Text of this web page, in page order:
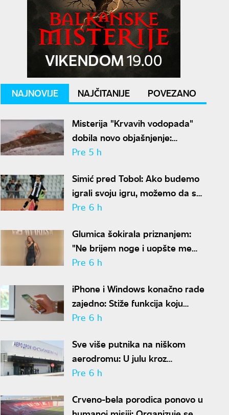
NAJNOVIJE NAJČITANIJE POVEZANO
Misterija "Krvavih vodopada"
dobila novo objašnjenje:
Otkriven drevni ekosistem na
Pre 5 h
Simić pred Tobol: Ako budemo
igrali svoju igru, možemo da se
nadamo najboljem
Pre 6 h
Glumica šokirala priznanjem:
"Ne brijem noge i uopšte me
nije sramota"
Pre 6 h
iPhone i Windows konačno rade
zajedno: Stiže funkcija koju
korisnici godinama čekaju
Pre 6 h
Sve više putnika na niškom
aerodromu: U julu kroz
"Konstantin Veliki" prošlo
Pre 6 h
Crveno-bela porodica ponovo u